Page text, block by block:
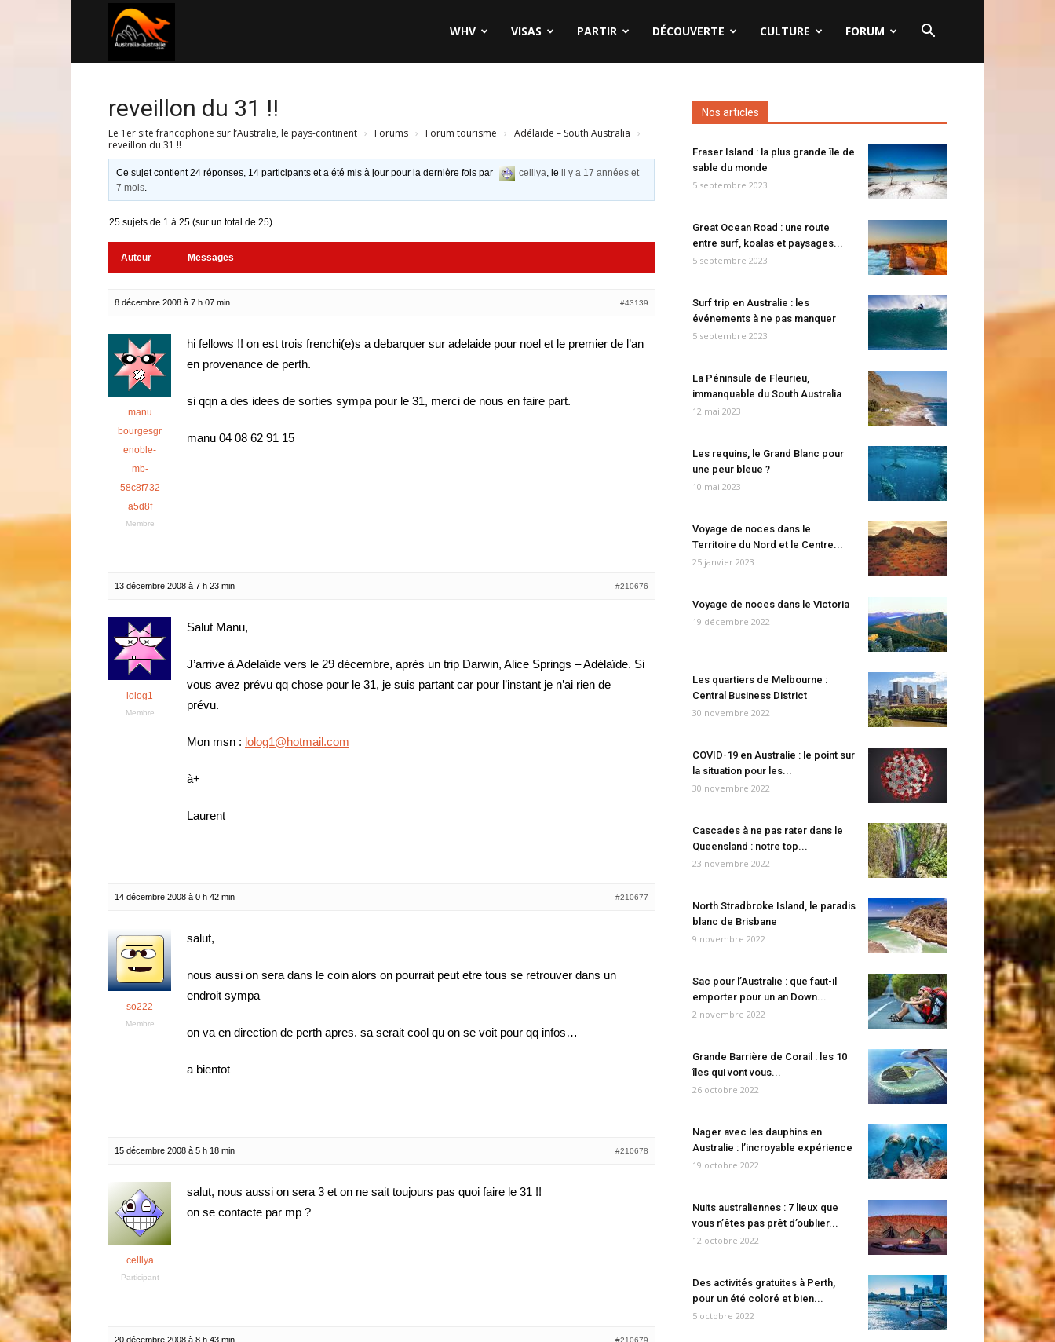
WHV VISAS PARTIR DÉCOUVERTE CULTURE FORUM
reveillon du 31 !!
Le 1er site francophone sur l’Australie, le pays-continent › Forums › Forum tourisme › Adélaide – South Australia ›
reveillon du 31 !!
Ce sujet contient 24 réponses, 14 participants et a été mis à jour pour la dernière fois par celllya, leil y a 17 années et
7 mois.
25 sujets de 1 à 25 (sur un total de 25)
Auteur Messages
8 décembre 2008 à 7 h 07 min #43139
manu
bourgesgr
enoble-
mb-
58c8f732
a5d8f
Membre
hi fellows !! on est trois frenchi(e)s a debarquer sur adelaide pour noel et le premier de l’an
en provenance de perth.
si qqn a des idees de sorties sympa pour le 31, merci de nous en faire part.
manu 04 08 62 91 15
13 décembre 2008 à 7 h 23 min #210676
lolog1
Membre
Salut Manu,
J’arrive à Adelaïde vers le 29 décembre, après un trip Darwin, Alice Springs – Adélaïde. Si
vous avez prévu qq chose pour le 31, je suis partant car pour l’instant je n’ai rien de
prévu.
Mon msn : lolog1@hotmail.com
à+
Laurent
14 décembre 2008 à 0 h 42 min #210677
so222
Membre
salut,
nous aussi on sera dans le coin alors on pourrait peut etre tous se retrouver dans un
endroit sympa
on va en direction de perth apres. sa serait cool qu on se voit pour qq infos…
a bientot
15 décembre 2008 à 5 h 18 min #210678
celllya
Participant
salut, nous aussi on sera 3 et on ne sait toujours pas quoi faire le 31 !!
on se contacte par mp ?
20 décembre 2008 à 8 h 43 min #210679
Nos articles
Fraser Island : la plus grande île de
sable du monde
5 septembre 2023
Great Ocean Road : une route
entre surf, koalas et paysages...
5 septembre 2023
Surf trip en Australie : les
événements à ne pas manquer
5 septembre 2023
La Péninsule de Fleurieu,
immanquable du South Australia
12 mai 2023
Les requins, le Grand Blanc pour
une peur bleue ?
10 mai 2023
Voyage de noces dans le
Territoire du Nord et le Centre...
25 janvier 2023
Voyage de noces dans le Victoria
19 décembre 2022
Les quartiers de Melbourne :
Central Business District
30 novembre 2022
COVID-19 en Australie : le point sur
la situation pour les...
30 novembre 2022
Cascades à ne pas rater dans le
Queensland : notre top...
23 novembre 2022
North Stradbroke Island, le paradis
blanc de Brisbane
9 novembre 2022
Sac pour l’Australie : que faut-il
emporter pour un an Down...
2 novembre 2022
Grande Barrière de Corail : les 10
îles qui vont vous...
26 octobre 2022
Nager avec les dauphins en
Australie : l’incroyable expérience
19 octobre 2022
Nuits australiennes : 7 lieux que
vous n’êtes pas prêt d’oublier...
12 octobre 2022
Des activités gratuites à Perth,
pour un été coloré et bien...
5 octobre 2022